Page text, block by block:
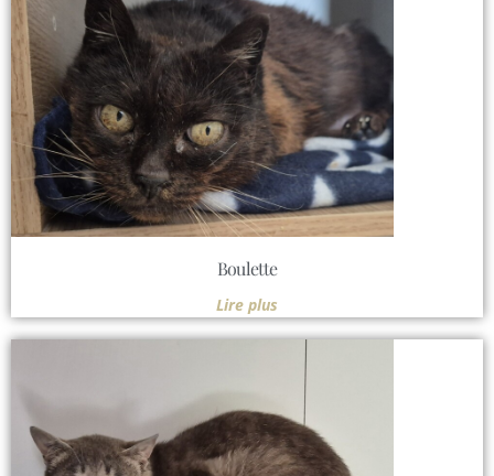
Boulette
Lire plus